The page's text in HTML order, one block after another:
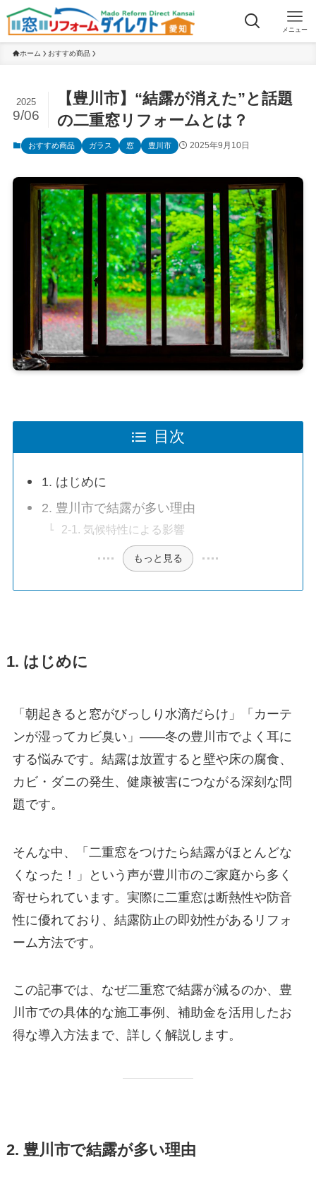
メニュー
ホーム おすすめ商品
【豊川市】“結露が消えた”と話題
の二重窓リフォームとは？
2025
9/06
おすすめ商品 ガラス 窓 豊川市 2025年9月10日
目次
1. はじめに
2. 豊川市で結露が多い理由
2-1. 気候特性による影響
もっと見る
1. はじめに
「朝起きると窓がびっしり水滴だらけ」「カーテ
ンが湿ってカビ臭い」――冬の豊川市でよく耳に
する悩みです。結露は放置すると壁や床の腐食、
カビ・ダニの発生、健康被害につながる深刻な問
題です。
そんな中、「二重窓をつけたら結露がほとんどな
くなった！」という声が豊川市のご家庭から多く
寄せられています。実際に二重窓は断熱性や防音
性に優れており、結露防止の即効性があるリフォ
ーム方法です。
この記事では、なぜ二重窓で結露が減るのか、豊
川市での具体的な施工事例、補助金を活用したお
得な導入方法まで、詳しく解説します。
2. 豊川市で結露が多い理由